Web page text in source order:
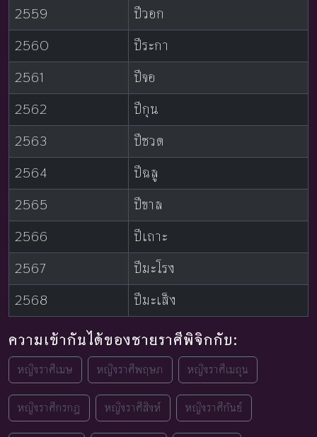
2559
ปีวอก
2560
ปีระกา
2561
ปีจอ
2562
ปีกุน
2563
ปีชวด
2564
ปีฉลู
2565
ปีขาล
2566
ปีเถาะ
2567
ปีมะโรง
2568
ปีมะเส็ง
ความเข้ากันได้ของชายราศีพิจิกกับ:
หญิงราศีเมษ หญิงราศีพฤษภ หญิงราศีเมถุน
หญิงราศีกรกฎ หญิงราศีสิงห์ หญิงราศีกันย์